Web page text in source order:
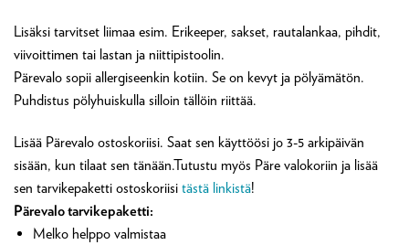
Lisäksi tarvitset liimaa esim. Erikeeper, sakset, rautalankaa, pihdit,
viivoittimen tai lastan ja niittipistoolin.
Pärevalo sopii allergiseenkin kotiin. Se on kevyt ja pölyämätön.
Puhdistus pölyhuiskulla silloin tällöin riittää.
Lisää Pärevalo ostoskoriisi. Saat sen käyttöösi jo 3-5 arkipäivän
sisään, kun tilaat sen tänään.Tutustu myös Päre valokoriin ja lisää
sen tarvikepaketti ostoskoriisi tästä linkistä!
Pärevalo tarvikepaketti:
Melko helppo valmistaa